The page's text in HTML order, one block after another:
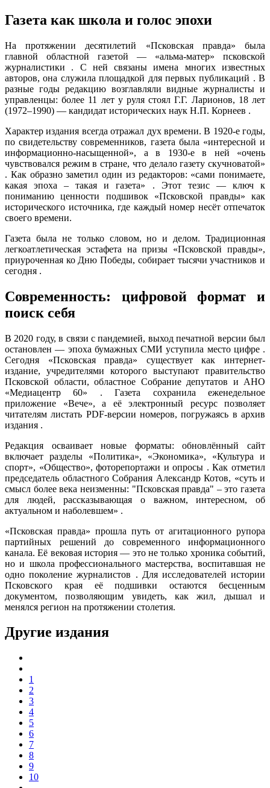
Газета как школа и голос эпохи
На протяжении десятилетий «Псковская правда» была
главной областной газетой — «альма-матер» псковской
журналистики . С ней связаны имена многих известных
авторов, она служила площадкой для первых публикаций . В
разные годы редакцию возглавляли видные журналисты и
управленцы: более 11 лет у руля стоял Г.Г. Ларионов, 18 лет
(1972–1990) — кандидат исторических наук Н.П. Корнеев .
Характер издания всегда отражал дух времени. В 1920-е годы,
по свидетельству современников, газета была «интересной и
информационно-насыщенной», а в 1930-е в ней «очень
чувствовался режим в стране, что делало газету скучноватой»
. Как образно заметил один из редакторов: «сами понимаете,
какая эпоха – такая и газета» . Этот тезис — ключ к
пониманию ценности подшивок «Псковской правды» как
исторического источника, где каждый номер несёт отпечаток
своего времени.
Газета была не только словом, но и делом. Традиционная
легкоатлетическая эстафета на призы «Псковской правды»,
приуроченная ко Дню Победы, собирает тысячи участников и
сегодня .
Современность: цифровой формат и
поиск себя
В 2020 году, в связи с пандемией, выход печатной версии был
остановлен — эпоха бумажных СМИ уступила место цифре .
Сегодня «Псковская правда» существует как интернет-
издание, учредителями которого выступают правительство
Псковской области, областное Собрание депутатов и АНО
«Медиацентр 60» . Газета сохранила еженедельное
приложение «Вече», а её электронный ресурс позволяет
читателям листать PDF-версии номеров, погружаясь в архив
издания .
Редакция осваивает новые форматы: обновлённый сайт
включает разделы «Политика», «Экономика», «Культура и
спорт», «Общество», фоторепортажи и опросы . Как отметил
председатель областного Собрания Александр Котов, «суть и
смысл более века неизменны: "Псковская правда" – это газета
для людей, рассказывающая о важном, интересном, об
актуальном и наболевшем» .
«Псковская правда» прошла путь от агитационного рупора
партийных решений до современного информационного
канала. Её вековая история — это не только хроника событий,
но и школа профессионального мастерства, воспитавшая не
одно поколение журналистов . Для исследователей истории
Псковского края её подшивки остаются бесценным
документом, позволяющим увидеть, как жил, дышал и
менялся регион на протяжении столетия.
Другие издания
1
2
3
4
5
6
7
8
9
10